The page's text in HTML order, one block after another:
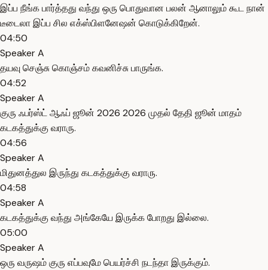
இப்ப நீங்க பார்த்தது வந்து ஒரு பொதுவான பலன் ஆனாலும் கூட நான்
டீடைலா இப்ப சில எக்ஸ்பிளனேஷன் கொடுக்கிறேன்.
04:50
Speaker A
தயவு செஞ்சு கொஞ்சம் கவனிச்சு பாருங்க.
04:52
Speaker A
குரு ஃபர்ஸ்ட் ஆஃப் ஜூன் 2026 2026 முதல் தேதி ஜூன் மாதம்
கடகத்துக்கு வராரு.
04:56
Speaker A
மிதுனத்துல இருந்து கடகத்துக்கு வராரு.
04:58
Speaker A
கடகத்துக்கு வந்து அங்கேயே இருக்க போறது இல்லை.
05:00
Speaker A
ஒரு வருஷம் குரு எப்பவுமே பெயர்ச்சி நடந்தா இருக்கும்.